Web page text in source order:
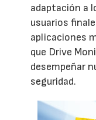
adaptación a
usuarios
aplicaciones
que Drive
desempeñar
seguridad.